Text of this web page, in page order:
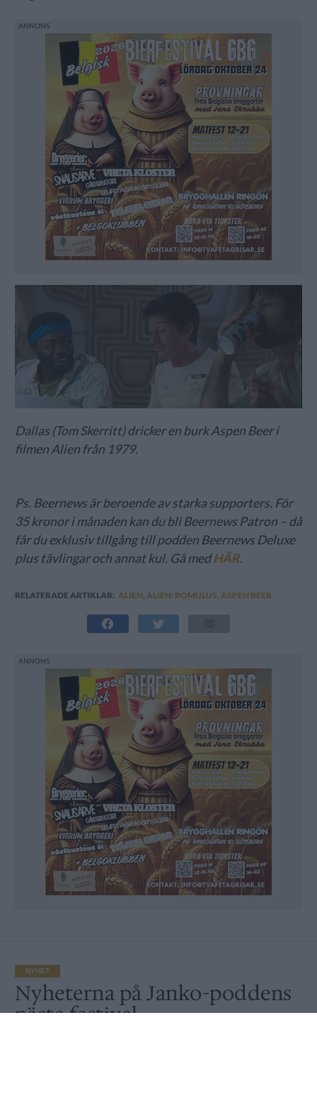
Dallas (Tom Skerritt) dricker en burk Aspen Beer i
filmen Alien från 1979.
Ps. Beernews är beroende av starka supporters. För
35 kronor i månaden kan du bli Beernews Patron – då
får du exklusiv tillgång till podden Beernews Deluxe
plus tävlingar och annat kul. Gå medHÄR.
RELATERADE ARTIKLAR: ALIEN ALIEN: ROMULUS ASPEN BEER
NYHET
Nyheterna på Janko-poddens
nästa festival